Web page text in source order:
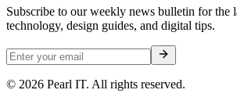
Subscribe to our weekly news bulletin for the
technology, design guides, and digital tips.
© 2026 Pearl IT. All rights reserved.